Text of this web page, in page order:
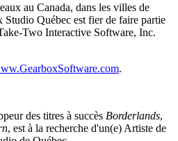
au Canada, dans les villes de
Québec est fier de faire partie
Two Interactive Software, Inc.
.
des titres à succès Borderlands,
, est à la recherche d'un(e) Artiste de